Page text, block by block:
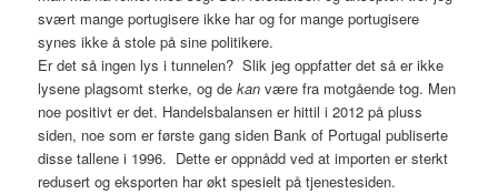
svært mange portugisere ikke har og for mange portugisere
synes ikke å stole på sine politikere.
Er det så ingen lys i tunnelen? Slik jeg oppfatter det så er ikke
lysene plagsomt sterke, og dekan være fra motgående tog. Men
noe positivt er det. Handelsbalansen er hittil i 2012 på pluss
siden, noe som er første gang siden Bank of Portugal publiserte
disse tallene i 1996. Dette er oppnådd ved at importen er sterkt
redusert og eksporten har økt spesielt på tjenestesiden.